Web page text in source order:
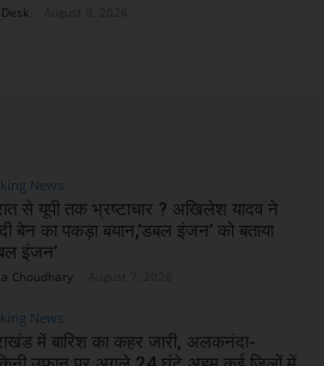
News
से यूपी तक भ्रष्टाचार ? अखिलेश यादव ने
बेन का पकड़ा बयान,’डबल इंजन’ को बताया
इंजन’
Choudhary
News
में बारिश का कहर जारी, अलकनंदा-